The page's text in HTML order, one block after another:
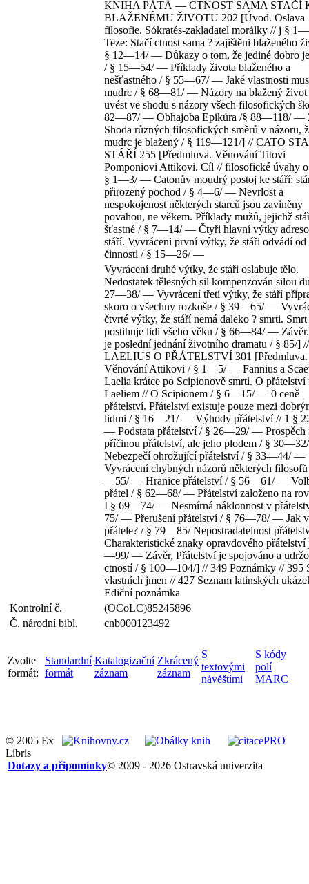
KNIHA PÁTÁ — CTNOST SAMA STAČÍ
BLAŽENÉMU ŽIVOTU 202 [Úvod. Oslava
filosofie. Sókratés-zakladatel morálky // j §
Teze: Stačí ctnost sama ? zajištěni blaženého
§ 12—14/ — Důkazy o tom, že jediné dobro
/ § 15—54/ — Příklady života blaženého a
nešťastného / § 55—67/ — Jaké vlastnosti
mudrc / § 68—81/ — Názory na blažený život
uvést ve shodu s názory všech filosofických
82—87/ — Obhajoba Epikúra /§ 88—118/ —
Shoda různých filosofických směrů v názoru,
mudrc je blažený / § 119—121/] // CATO
STÁŘÍ 255 [Předmluva. Věnování Titovi
Pomponiovi Attikovi. Cíl // filosofické úvahy o
§ 1—3/ — Catonův moudrý postoj ke stáří:
přirozený pochod / § 4—6/ — Nevrlost a
nespokojenost některých starců jsou zaviněny
povahou, ne věkem. Příklady mužů, jejichž
šťastné / § 7—14/ — Čtyři hlavní výtky
stáří. Vyvráceni první výtky, že stáři odvádí od
činnosti / § 15—26/ —
Vyvrácení druhé výtky, že stáři oslabuje tělo.
Nedostatek tělesných sil kompenzován silou
27—38/ — Vyvrácení třetí výtky, že stáří
skoro o všechny rozkoše / § 39—65/ —
čtvrté výtky, že stáří nemá daleko ? smrti. Smrt
postihuje lidi všeho věku / § 66—84/ —
je poslední jednání životního dramatu / § 85/] //
LAELIUS O PŘÁTELSTVÍ 301 [Předmluva.
Věnování Attikovi / § 1—5/ — Fannius a
Laelia krátce po Scipionově smrti. O přátelství
Laeliem // O Scipionem / § 6—15/ — 0 ceně
přátelství. Přátelství existuje pouze mezi
lidmi / § 16—21/ — Výhody přátelství // 1 §
— Podstata přátelství / § 26—29/ — Prospěch
příčinou přátelství, ale jeho plodem / §
Nebezpečí ohrožující přátelství / § 33—44/ —
Vyvrácení chybných názorů některých
—55/ — Hranice přátelství / § 56—61/ —
přátel / § 62—68/ — Přátelství založeno na
I § 69—74/ — Nesmírná náklonnost v
75/ — Přerušení přátelství / § 76—78/ — Jak
přátele? / § 79—85/ Nepostradatelnost
Charakteristické znaky opravdového přátelství
—99/ — Závěr, Přátelství je spojováno a
ctností / § 100—104/] // 349 Poznámky // 395
vlastních jmen // 427 Seznam latinských
Ediční poznámka
Kontrolní č.
(OCoLC)85245896
Č. národní bibl.
cnb000123492
Zvolte
formát:
Standardní
formát
Katalogizační
záznam
Zkrácený
záznam
S
textovými
návěštími
S kódy
polí
MARC
© 2005 Ex
Libris
© 2009 - 2026 Ostravská univerzita
Dotazy a připomínky